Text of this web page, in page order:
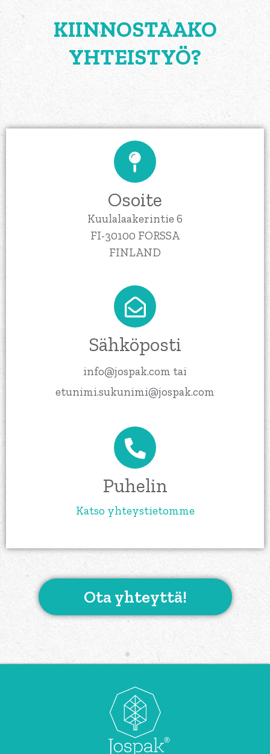
KIINNOSTAAKO
YHTEISTYÖ?
Osoite
Kuulalaakerintie 6
FI-30100 FORSSA
FINLAND
Sähköposti
info@jospak.com tai
etunimi.sukunimi@jospak.com
Puhelin
Katso yhteystietomme
Ota yhteyttä!